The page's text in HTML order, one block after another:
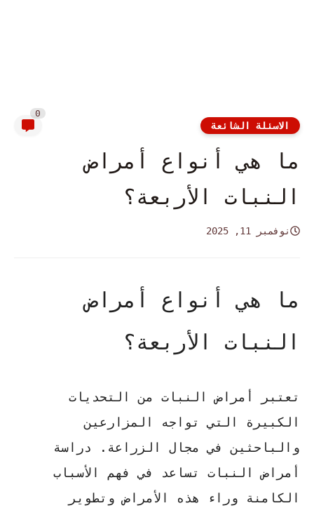
الاسئلة الشائعة
0
ما هي أنواع أمراض
النبات الأربعة؟
نوفمبر 11, 2025
ما هي أنواع أمراض
النبات الأربعة؟
تعتبر أمراض النبات من التحديات
الكبيرة التي تواجه المزارعين
والباحثين في مجال الزراعة. دراسة
أمراض النبات تساعد في فهم الأسباب
الكامنة وراء هذه الأمراض وتطوير